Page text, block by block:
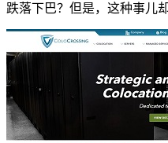
跌落下巴？但是，这种事儿